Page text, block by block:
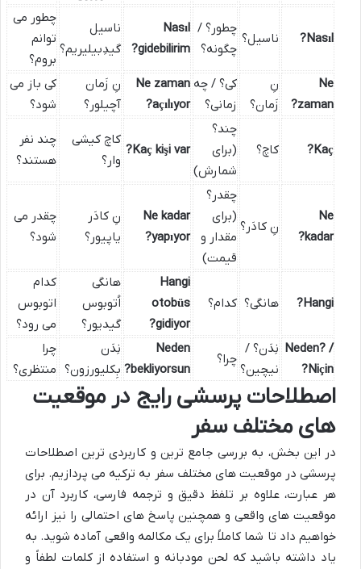
Nasıl? ناسیل؟
چطور؟ /
چگونه؟
Nasıl
gidebilirim?
ناسیل
گیدِبیلیریم؟
چطور می
توانم
بروم؟
Ne
zaman?
نِ
زَمان؟
کی؟ / چه
زمانی؟
Ne zaman
açılıyor?
نِ زَمان
آچیلور؟
کی باز می
شود؟
Kaç? کاچ؟
چند؟
(برای
شمارش)
Kaç kişi var?
کاچ کیشی
وار؟
چند نفر
هستند؟
Ne
kadar?
نِ کادَر؟
چقدر؟
(برای
مقدار و
قیمت)
Ne kadar
yapıyor?
نِ کادَر
یاپیور؟
چقدر می
شود؟
Hangi? هانگی؟ کدام؟
Hangi
otobüs
gidiyor?
هانگی
اُتوبوس
گیدیور؟
کدام
اتوبوس
می رود؟
Neden? /
Niçin?
نِدَن؟ /
نیچین؟
چرا؟
Neden
bekliyorsun?
نِدَن
بِکلیورزون؟
چرا
منتظری؟
اصطلاحات پرسشی رایج در موقعیت
های مختلف سفر
در این بخش، به بررسی جامع ترین و کاربردی ترین اصطلاحات
پرسشی در موقعیت های مختلف سفر به ترکیه می پردازیم. برای
هر عبارت، علاوه بر تلفظ دقیق و ترجمه فارسی، کاربرد آن در
موقعیت های واقعی و همچنین پاسخ های احتمالی را نیز ارائه
خواهیم داد تا شما کاملاً برای یک مکالمه واقعی آماده شوید. به
یاد داشته باشید که لحن مودبانه و استفاده از کلمات لطفاً و